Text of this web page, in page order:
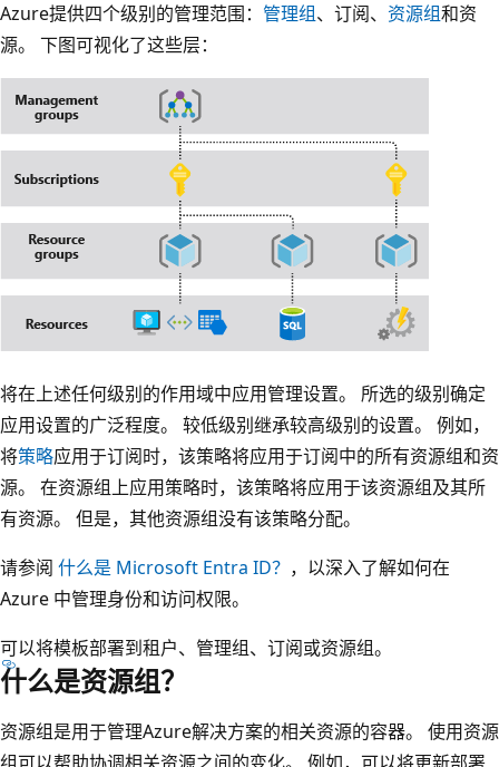
Azure提供四个级别的管理范围： 管理组、订阅、 资源组和资
源。 下图可视化了这些层：
将在上述任何级别的作用域中应用管理设置。 所选的级别确定
应用设置的广泛程度。 较低级别继承较高级别的设置。 例如，
将策略应用于订阅时，该策略将应用于订阅中的所有资源组和资
源。 在资源组上应用策略时，该策略将应用于该资源组及其所
有资源。 但是，其他资源组没有该策略分配。
请参阅 什么是 Microsoft Entra ID？ ，以深入了解如何在
Azure 中管理身份和访问权限。
可以将模板部署到租户、管理组、订阅或资源组。
什么是资源组？
资源组是用于管理Azure解决方案的相关资源的容器。 使用资源